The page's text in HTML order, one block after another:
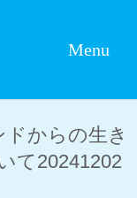
Menu
ドからの生き
て20241202